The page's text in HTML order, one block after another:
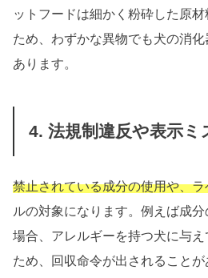
ットフードは細かく粉砕した原
ため、わずかな異物でも犬の消
あります。
4. 法規制違反や表示ミ
禁止されている成分の使用や、
ルの対象になります。例えば成
場合、アレルギーを持つ犬に与
ため、回収命令が出されることが